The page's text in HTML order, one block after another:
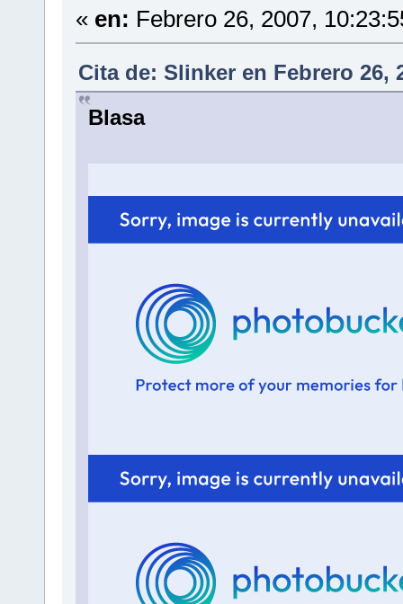
« en: Febrero 26, 2007,
Cita de: Slinker en Febrero 26,
Blasa